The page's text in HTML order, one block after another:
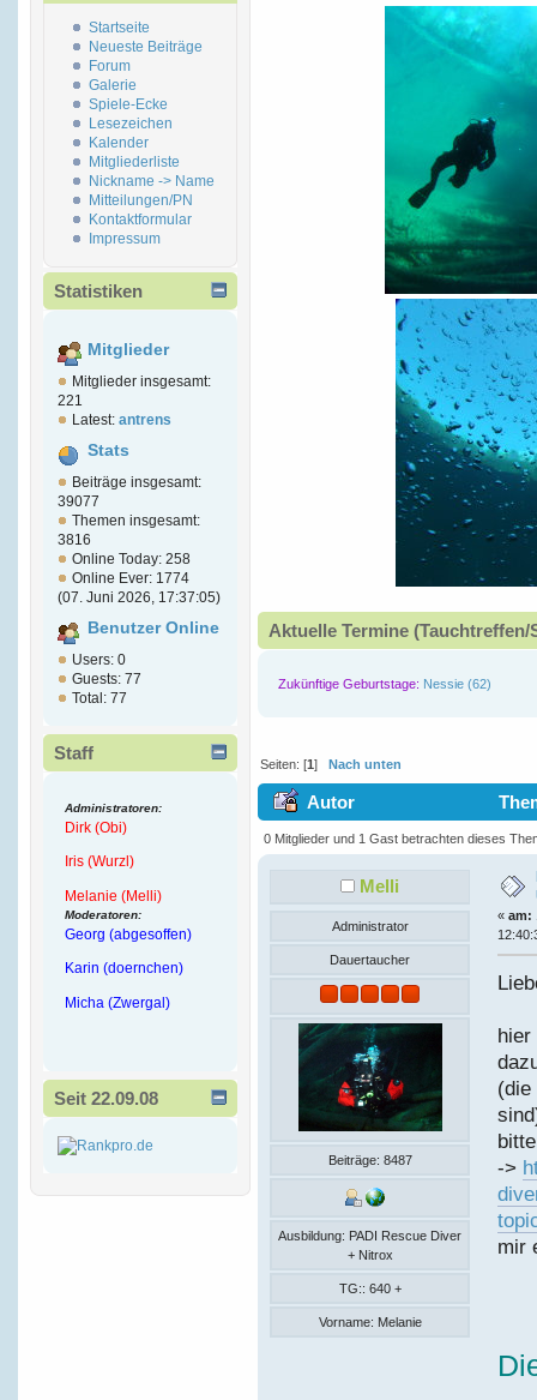
Startseite
Neueste Beiträge
Forum
Galerie
Spiele-Ecke
Lesezeichen
Kalender
Mitgliederliste
Nickname -> Name
Mitteilungen/PN
Kontaktformular
Impressum
Statistiken
Mitglieder
Mitglieder insgesamt:
221
Latest: antrens
Stats
Beiträge insgesamt:
39077
Themen insgesamt:
3816
Online Today: 258
Online Ever: 1774
(07. Juni 2026, 17:37:05)
Benutzer Online
Users: 0
Guests: 77
Total: 77
Staff
Administratoren:
Dirk (Obi)
Iris (Wurzl)
Melanie (Melli)
Moderatoren:
Georg (abgesoffen)
Karin (doernchen)
Micha (Zwergal)
Seit 22.09.08
Aktuelle Termine
Zukünftige Geburtstage: Nessie (62)
Seiten: [1]Nach unten
Autor
Vornamen) (Gelesen 47591 mal)
0 Mitglieder und 1 Gast betrachten dieses
Melli
Administrator
Dauertaucher
Beiträge: 8487
Ausbildung: PADI Rescue Diver
+ Nitrox
TG:: 640 +
Vorname: Melanie
« am:
hier
(die
->
mir